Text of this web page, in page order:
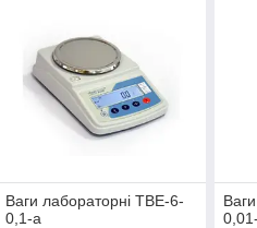
Ваги лабораторні ТВЕ-6-
0,1-а